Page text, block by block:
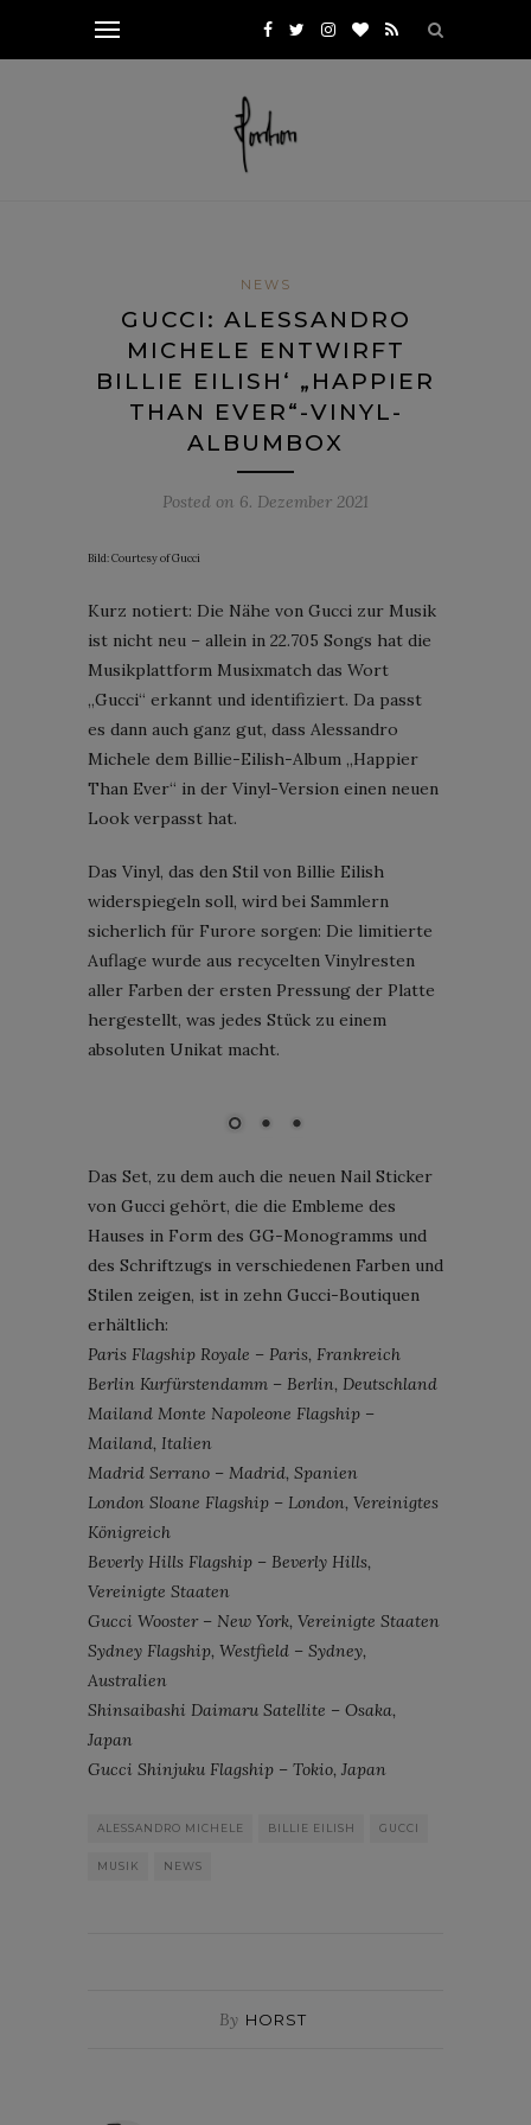
NEWS
GUCCI: ALESSANDRO
MICHELE ENTWIRFT
BILLIE EILISH‘ „HAPPIER
THAN EVER“-VINYL-
ALBUMBOX
Posted on 6. Dezember 2021
Bild: Courtesy of Gucci
Kurz notiert: Die Nähe von Gucci zur Musik
ist nicht neu – allein in 22.705 Songs hat die
Musikplattform Musixmatch das Wort
„Gucci“ erkannt und identifiziert. Da passt
es dann auch ganz gut, dass Alessandro
Michele dem Billie-Eilish-Album „Happier
Than Ever“ in der Vinyl-Version einen neuen
Look verpasst hat.
Das Vinyl, das den Stil von Billie Eilish
widerspiegeln soll, wird bei Sammlern
sicherlich für Furore sorgen: Die limitierte
Auflage wurde aus recycelten Vinylresten
aller Farben der ersten Pressung der Platte
hergestellt, was jedes Stück zu einem
absoluten Unikat macht.
Das Set, zu dem auch die neuen Nail Sticker
von Gucci gehört, die die Embleme des
Hauses in Form des GG-Monogramms und
des Schriftzugs in verschiedenen Farben und
Stilen zeigen, ist in zehn Gucci-Boutiquen
erhältlich:
Paris Flagship Royale – Paris, Frankreich
Berlin Kurfürstendamm – Berlin, Deutschland
Mailand Monte Napoleone Flagship –
Mailand, Italien
Madrid Serrano – Madrid, Spanien
London Sloane Flagship – London, Vereinigtes
Königreich
Beverly Hills Flagship – Beverly Hills,
Vereinigte Staaten
Gucci Wooster – New York, Vereinigte Staaten
Sydney Flagship, Westfield – Sydney,
Australien
Shinsaibashi Daimaru Satellite – Osaka,
Japan
Gucci Shinjuku Flagship – Tokio, Japan
ALESSANDRO MICHELE BILLIE EILISH GUCCI
MUSIK NEWS
By HORST